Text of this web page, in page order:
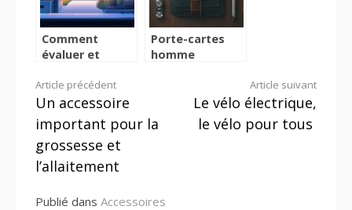
Comment
évaluer et
sécurité de
votre domicile
Porte-cartes
homme
pour briller en
toute saison
Lire
la
suite
Article précédent
Un accessoire
important pour la
grossesse et
l’allaitement
Article suivant
Le vélo électrique,
le vélo pour tous
Publié dans Accessoires